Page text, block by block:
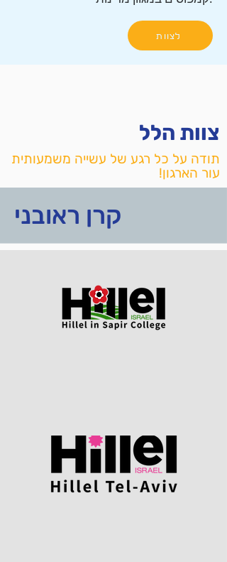
לצוות
צוות הלל
תודה על כל רגע של עשייה משמעותית
עור הארגון!
קרן ראובני